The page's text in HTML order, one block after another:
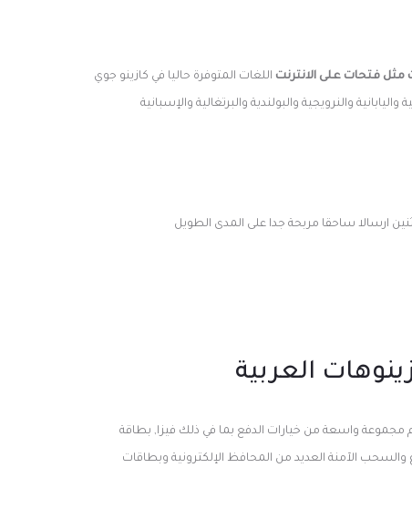
مثل فتحات على الانترنت اللغات المتوفرة حاليا في كازينو جوي
والنرويجية والبولندية والبرتغالية والإسبانية
ارسالا ساحقا مربحة جدا على المدى الطويل
العربية
مجموعة واسعة من خيارات الدفع بما في ذلك فيزا, بطاقة
الآمنة العديد من المحافظ الإلكترونية وبطاقات